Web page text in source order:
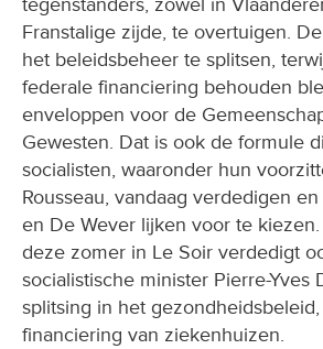
tegenstanders, zowel in
Franstalige zijde, te overtuigen.
het beleidsbeheer te splitsen,
federale financiering behouden
enveloppen voor de
Gewesten. Dat is ook de formule
socialisten, waaronder hun
Rousseau, vandaag verdedigen
en De Wever lijken voor te
deze zomer in Le Soir verdedigt
socialistische minister Pierre-Yves
splitsing in het
financiering van ziekenhuizen.